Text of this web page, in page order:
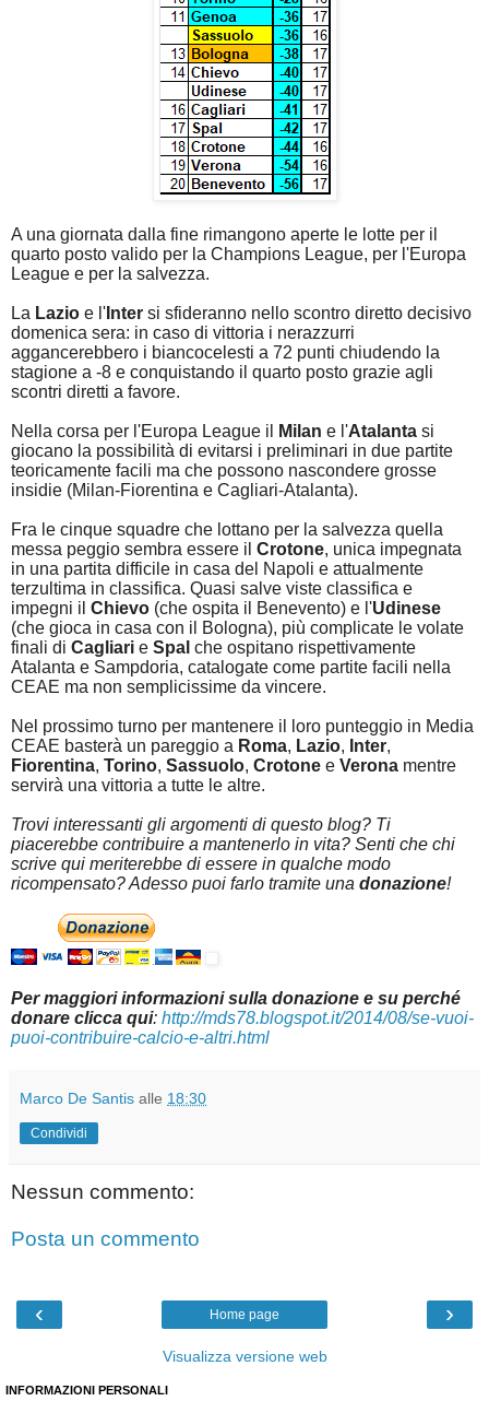
A una giornata dalla fine rimangono aperte le lotte per il
quarto posto valido per la Champions League, per l'Europa
League e per la salvezza.
La Lazio e l' Inter si sfideranno nello scontro diretto decisivo
domenica sera: in caso di vittoria i nerazzurri
aggancerebbero i biancocelesti a 72 punti chiudendo la
stagione a -8 e conquistando il quarto posto grazie agli
scontri diretti a favore.
Nella corsa per l'Europa League il Milan e l'Atalanta si
giocano la possibilità di evitarsi i preliminari in due partite
teoricamente facili ma che possono nascondere grosse
insidie (Milan-Fiorentina e Cagliari-Atalanta).
Fra le cinque squadre che lottano per la salvezza quella
messa peggio sembra essere il Crotone, unica impegnata
in una partita difficile in casa del Napoli e attualmente
terzultima in classifica. Quasi salve viste classifica e
impegni il Chievo (che ospita il Benevento) e l'Udinese
(che gioca in casa con il Bologna), più complicate le volate
finali di Cagliari e Spal che ospitano rispettivamente
Atalanta e Sampdoria, catalogate come partite facili nella
CEAE ma non semplicissime da vincere.
Nel prossimo turno per mantenere il loro punteggio in Media
CEAE basterà un pareggio a Roma, Lazio, Inter,
Fiorentina, Torino, Sassuolo, Crotone e Verona mentre
servirà una vittoria a tutte le altre.
Trovi interessanti gli argomenti di questo blog? Ti
piacerebbe contribuire a mantenerlo in vita? Senti che chi
scrive qui meriterebbe di essere in qualche modo
ricompensato? Adesso puoi farlo tramite una donazione!
Per maggiori informazioni sulla donazione e su perché
donare clicca qui: http://mds78.blogspot.it/2014/08/se-vuoi-
puoi-contribuire-calcio-e-altri.html
Marco De Santis alle 18:30
Condividi
Nessun commento:
Posta un commento
‹ ›
Home page
Visualizza versione web
INFORMAZIONI PERSONALI